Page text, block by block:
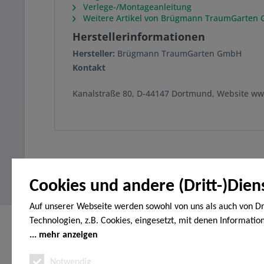
Cookies und andere (Dritt-
Auf unserer Webseite werden sowohl von uns als auch von
Technologien, z.B. Cookies, eingesetzt, mit denen
Endgerät gespeichert und/oder von Ihrem Endgerät
mehr anzeigen
Verlege-/Montageanleitung
Weitere Artikel von Brügmann TraumGarten
Herstellerinformationen
Hersteller: Brügmann TraumGarten GmbH
Kontakt
Kanalstraße 80, D-44147 Dortmund, Website
Service Hotline